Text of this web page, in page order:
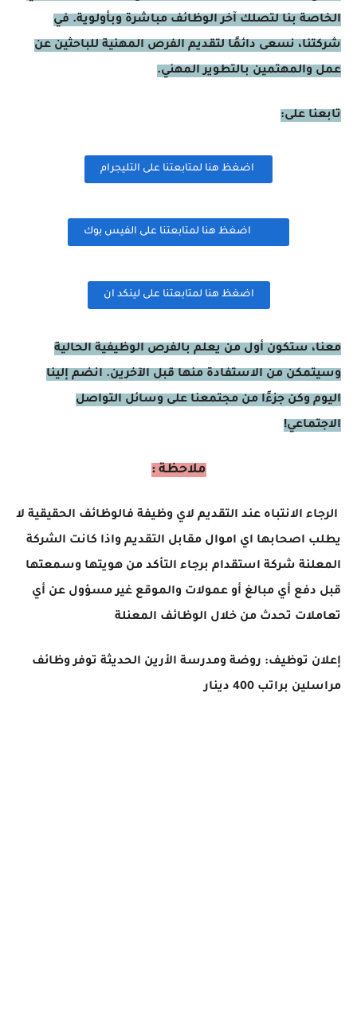
الخاصة بنا لتصلك آخر الوظائف مباشرة وبأولوية. في
شركتنا، نسعى دائمًا لتقديم الفرص المهنية للباحثين عن
عمل والمهتمين بالتطوير المهني.
تابعنا على:
اضغظ هنا لمتابعتنا على التليجرام
اضغظ هنا لمتابعتنا على الفيس بوك
اضغظ هنا لمتابعتنا على لينكد ان
معنا، ستكون أول من يعلم بالفرص الوظيفية الحالية
وسيتمكن من الاستفادة منها قبل الآخرين. انضم إلينا
اليوم وكن جزءًا من مجتمعنا على وسائل التواصل
الاجتماعي!
ملاحظة :
الرجاء الانتباه عند التقديم لاي وظيفة فالوظائف الحقيقية لا
يطلب اصحابها اي اموال مقابل التقديم واذا كانت الشركة
المعلنة شركة استقدام برجاء التأكد من هويتها وسمعتها
قبل دفع أي مبالغ أو عمولات والموقع غير مسؤول عن أي
تعاملات تحدث من خلال الوظائف المعنلة
إعلان توظيف: روضة ومدرسة الأرين الحديثة توفر وظائف
مراسلين براتب 400 دينار